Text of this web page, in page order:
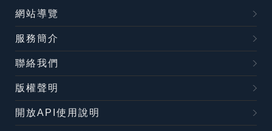
網站導覽
服務簡介
聯絡我們
版權聲明
開放API使用說明